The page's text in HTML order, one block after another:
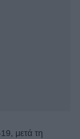
μετά τη